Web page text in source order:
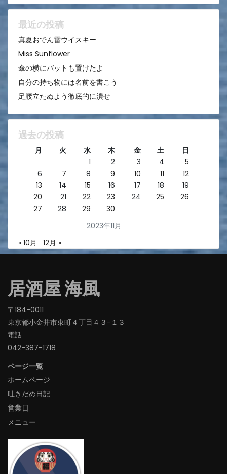
ョ
ン
最近の投稿
真夏おでん雷ウイスキー
Miss Sunflower
傘の横にバットも置けたよ
自分の持ち物には名前を書こう
足腰立たぬよう徹底的に潰せ
過去の投稿
2023年11月
月 火 水 木 金 土
日
1
2 3 4
5
6
7 8 9 10 11
12
13
14 15 16 17 18
19
20
21 22 23 24 25
26
27
28 29 30
« 10月 12月 »
居酒屋 海風
〒184-0011
東京都小金井市東町４丁目４３−１３
電話
042-387-1718‬
ページ一覧
ホームページ
吐きだめ日記
営業日
メニュー